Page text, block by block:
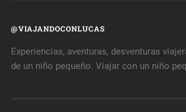
@VIAJANDOCONLUCAS
Experiencias, aventuras, desventuras
de un niño pequeño. Viajar con un niño